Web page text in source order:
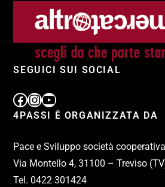
SEGUICI SUI SOCIAL
4PASSI È ORGANIZZATA DA
Pace e Sviluppo società
Via Montello 4, 31100 – Treviso
Tel. 0422 301424